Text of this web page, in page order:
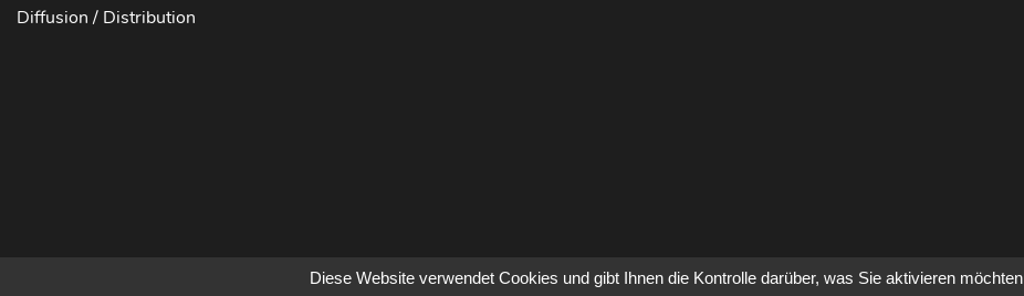
Diffusion / Distribution
Diese Website verwendet Cookies und gibt Ihnen die Kontrolle darüber, was Sie aktivieren möchten